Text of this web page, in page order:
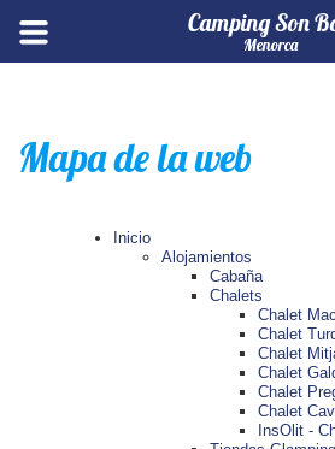
Camping Son
Menorca
Mapa de la web
Inicio
Alojamientos
Cabaña
Chalets
Chalet
Chalet
Chalet
Chalet
Chalet
Chalet
InsOlit -